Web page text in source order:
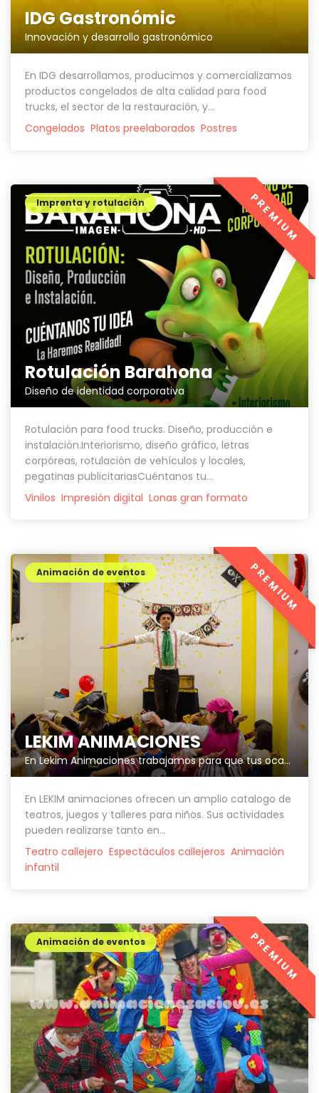
IDG Gastronómic
Innovación y desarrollo gastronómico
En IDG desarrollamos, producimos y comercializamos
productos congelados de alta calidad para food
trucks, el sector de la restauración, y...
Congelados Platos preelaborados Postres
Rotulación Barahona
Diseño de identidad corporativa
Imprenta y rotulación
Rotulación para food trucks. Diseño, producción e
instalación.Interiorismo, diseño gráfico, letras
corpóreas, rotulación de vehículos y locales,
pegatinas publicitariasCuéntanos tu...
Vinilos Impresión digital Lonas gran formato
PREMIUM
LEKIM ANIMACIONES
En Lekim Animaciones trabajamos para que tus ocasiones especiales sean únicas.
Animación de eventos
En LEKIM animaciones ofrecen un amplio catalogo de
teatros, juegos y talleres para niños. Sus actividades
pueden realizarse tanto en...
Teatro callejero Espectáculos callejeros Animación
infantil
PREMIUM
Animación de eventos PREMIUM